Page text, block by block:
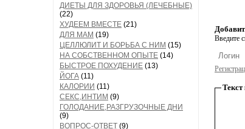
ДИЕТЫ ДЛЯ ЗДОРОВЬЯ (ЛЕЧЕБНЫЕ)
(22)
ХУДЕЕМ ВМЕСТЕ (21)
ДЛЯ МАМ (19)
ЦЕЛЛЮЛИТ И БОРЬБА С НИМ (15)
НА СОБСТВЕННОМ ОПЫТЕ (14)
БЫСТРОЕ ПОХУДЕНИЕ (13)
ЙОГА (11)
КАЛОРИИ (11)
СЕКС,ИНТИМ (9)
ГОЛОДАНИЕ,РАЗГРУЗОЧНЫЕ ДНИ
(9)
ВОПРОС-ОТВЕТ (9)
Введите